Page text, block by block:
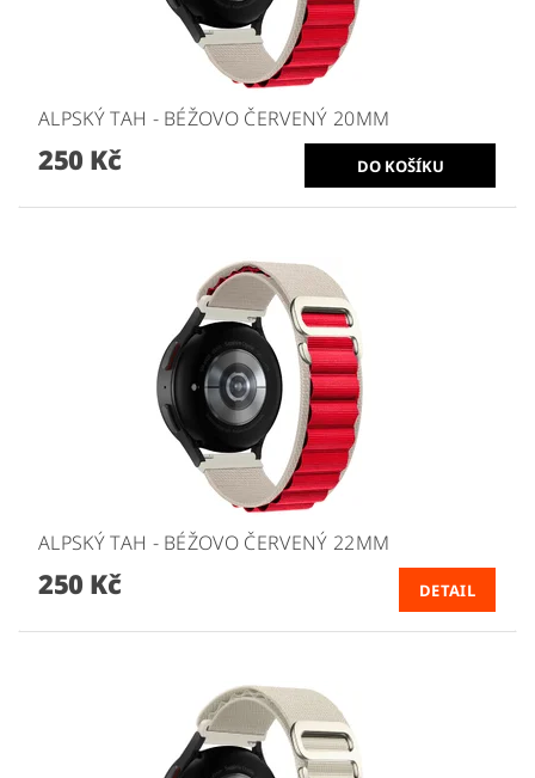
ALPSKÝ TAH - BÉŽOVO ČERVENÝ 20MM
250 Kč
ALPSKÝ TAH - BÉŽOVO ČERVENÝ 22MM
250 Kč DETAIL